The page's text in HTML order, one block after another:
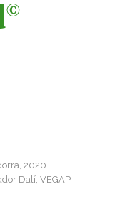
2020
Dalí, VEGAP,